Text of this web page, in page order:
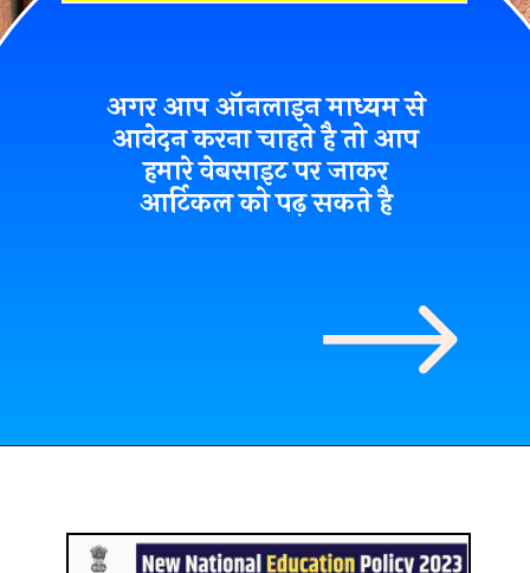
अगर आप ऑनलाइन माध्यम से
आवेदन करना चाहते है तो आप
हमारे वेबसाइट पर जाकर
आर्टिकल को पढ़ सकते है